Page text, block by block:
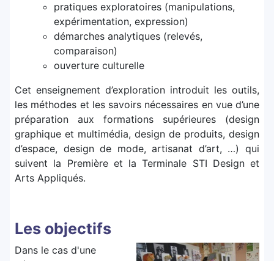
pratiques exploratoires (manipulations,
expérimentation, expression)
démarches analytiques (relevés,
comparaison)
ouverture culturelle
Cet enseignement d’exploration introduit les outils,
les méthodes et les savoirs nécessaires en vue d’une
préparation aux formations supérieures (design
graphique et multimédia, design de produits, design
d’espace, design de mode, artisanat d’art, …) qui
suivent la Première et la Terminale STI Design et
Arts Appliqués.
Les objectifs
Dans le cas d'une